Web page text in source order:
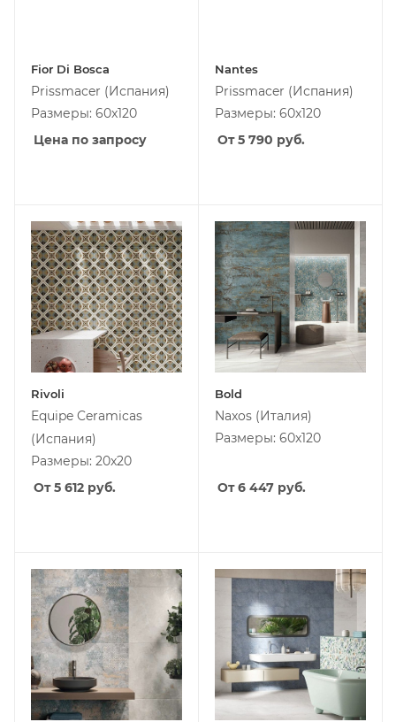
Fior Di Bosca
Prissmacer (Испания)
Размеры: 60x120
Цена по запросу
Nantes
Prissmacer (Испания)
Размеры: 60x120
От 5 790 руб.
Rivoli
Equipe Ceramicas
(Испания)
Размеры: 20x20
От 5 612 руб.
Bold
Naxos (Италия)
Размеры: 60x120
От 6 447 руб.